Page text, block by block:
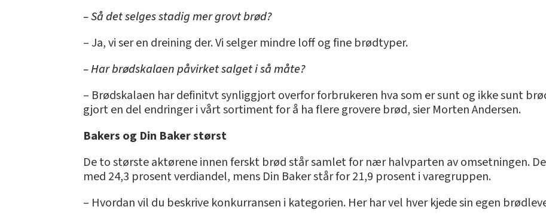
– Så det selges stadig mer grovt brød?
– Ja, vi ser en dreining der. Vi selger mindre loff og fine brødtyper.
– Har brødskalaen påvirket salget i så måte?
– Brødskalaen har definitvt synliggjort overfor forbrukeren hva som er sunt og ikke sunt
gjort en del endringer i vårt sortiment for å ha flere grovere brød, sier Morten Andersen.
Bakers og Din Baker størst
De to største aktørene innen ferskt brød står samlet for nær halvparten av omsetningen.
med 24,3 prosent verdiandel, mens Din Baker står for 21,9 prosent i varegruppen.
– Hvordan vil du beskrive konkurransen i kategorien. Her har vel hver kjede sin egen